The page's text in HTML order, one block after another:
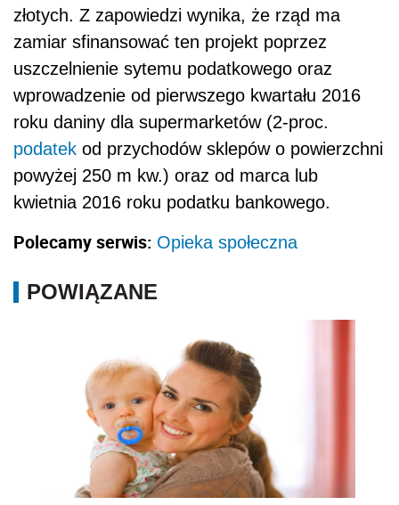
złotych. Z zapowiedzi wynika, że rząd ma
zamiar sfinansować ten projekt poprzez
uszczelnienie sytemu podatkowego oraz
wprowadzenie od pierwszego kwartału 2016
roku daniny dla supermarketów (2-proc.
podatek od przychodów sklepów o powierzchni
powyżej 250 m kw.) oraz od marca lub
kwietnia 2016 roku podatku bankowego.
Polecamy serwis: Opieka społeczna
POWIĄZANE